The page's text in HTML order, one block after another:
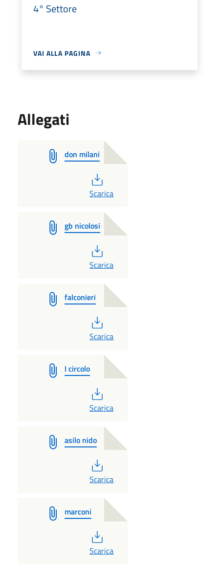
4° Settore
VAI ALLA PAGINA
Allegati
don milani
PDF
Scarica
gb nicolosi
PDF
Scarica
falconieri
PDF
Scarica
I circolo
PDF
Scarica
asilo nido
PDF
Scarica
marconi
PDF
Scarica